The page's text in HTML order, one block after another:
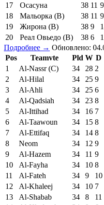
17
Осасуна 38 11 9
18
Мальорка (В) 38 11 9
19
Жирона (В) 38 9
20
Реал Овьедо (В) 38 6
Подробнее → Обновлено:
Pos
Teamvte Pld W D
1
Al-Nassr (C) 34 28 2
2
Al-Hilal 34 25 9
3
Al-Ahli 34 25 6
4
Al-Qadsiah 34 23 8
5
Al-Ittihad 34 16 7
6
Al-Taawoun 34 15 8
7
Al-Ettifaq 34 14 8
8
Neom 34 12 9
9
Al-Hazem 34 11 9
10
Al-Fayha 34 10 8
11
Al-Fateh 34 9 10
12
Al-Khaleej 34 10 7
13
Al-Shabab 34 8 11